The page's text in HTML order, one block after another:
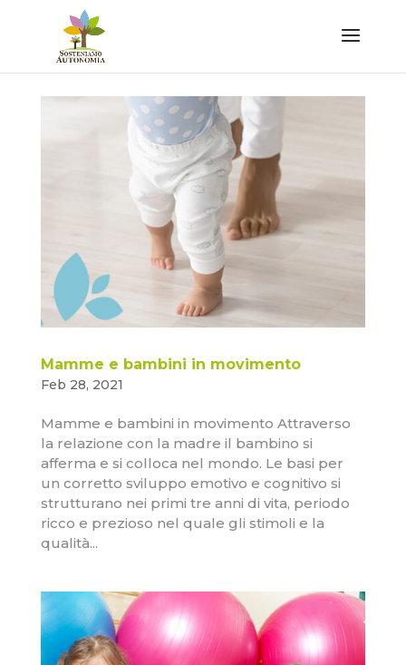
Mamme e bambini in movimento
Feb 28, 2021
Mamme e bambini in movimento Attraverso
la relazione con la madre il bambino si
afferma e si colloca nel mondo. Le basi per
un corretto sviluppo emotivo e cognitivo si
strutturano nei primi tre anni di vita, periodo
ricco e prezioso nel quale gli stimoli e la
qualità...